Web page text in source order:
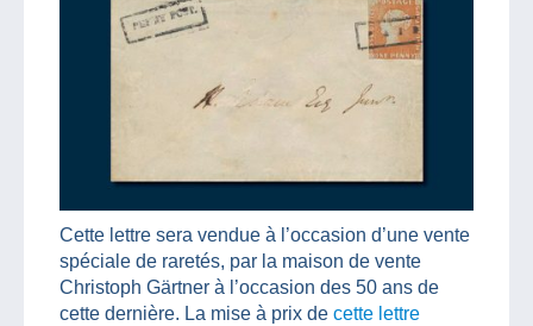
Cette lettre sera vendue à l’occasion d’une vente
spéciale de raretés, par la maison de vente
Christoph Gärtner à l’occasion des 50 ans de
cette dernière. La mise à prix de cette lettre